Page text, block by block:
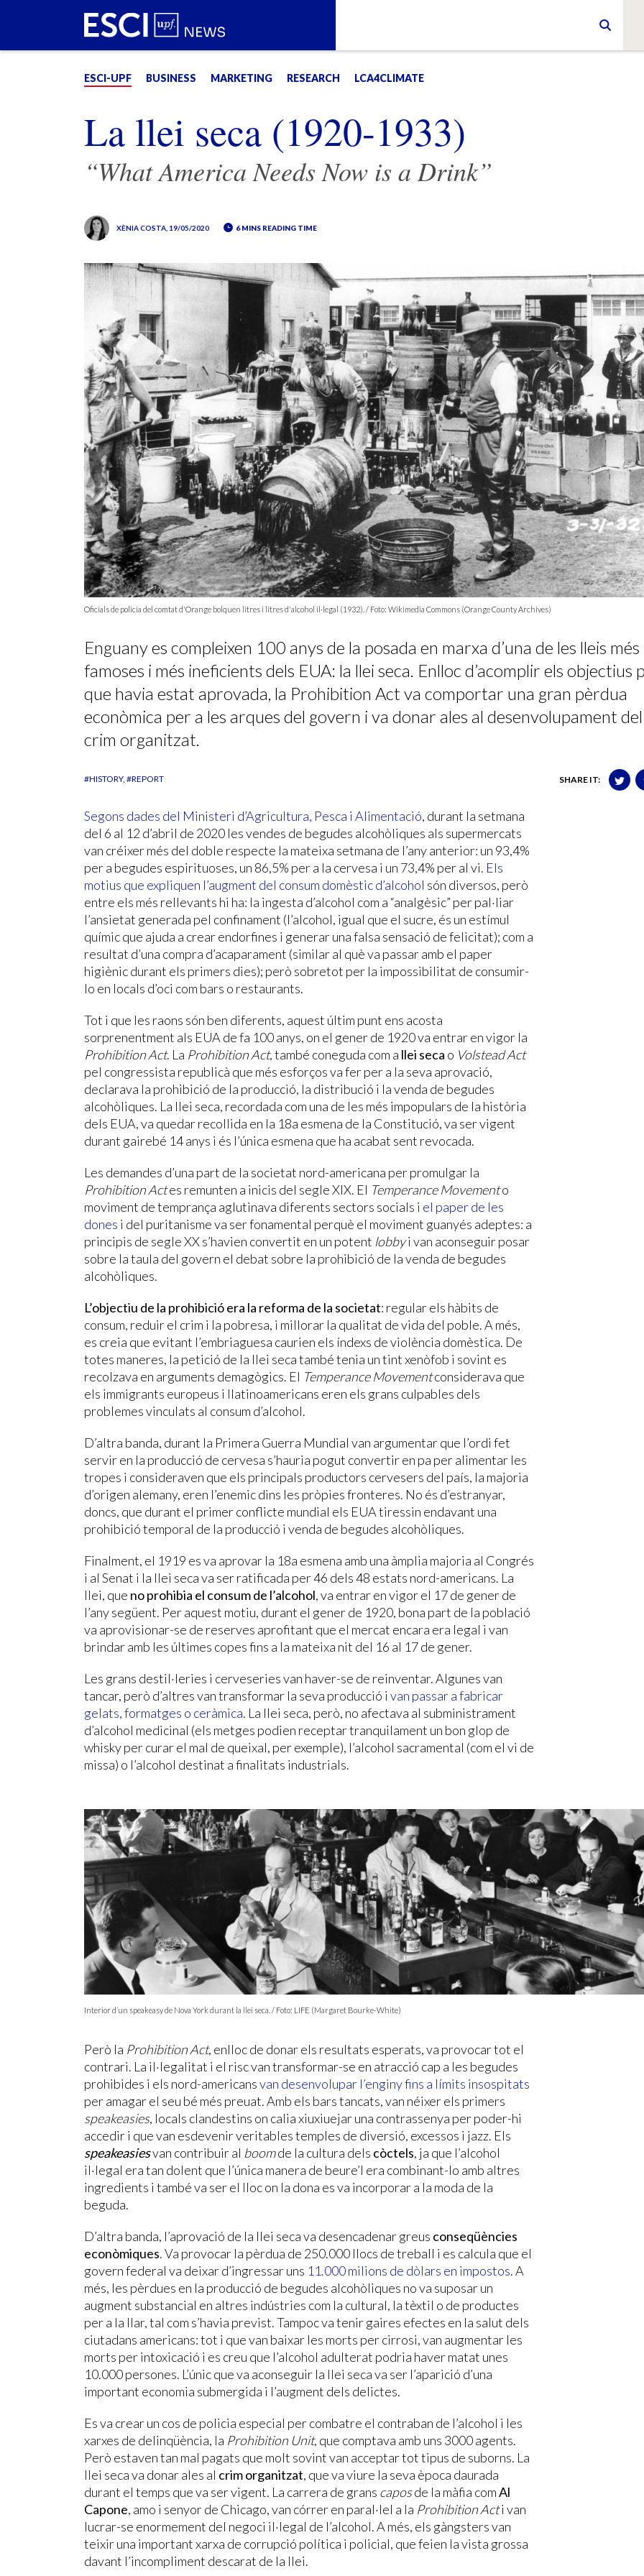
ESCI-UPF BUSINESS MARKETING RESEARCH LCA4CLIMATE
La llei seca (1920-1933)
“What America Needs Now is a Drink”
XÈNIA COSTA , 19/05/2020 6 MINS READING TIME
Oficials de policia del comtat d'Orange bolquen litres i litres d'alcohol il·legal (1932). / Foto: Wikimedia Commons (Orange County Archives)
Enguany es compleixen 100 anys de la posada en marxa d’una de les lleis més
famoses i més ineficients dels EUA: la llei seca. Enlloc d’acomplir els objectius
que havia estat aprovada, la Prohibition Act va comportar una gran pèrdua
econòmica per a les arques del govern i va donar ales al desenvolupament del
crim organitzat.
#HISTORY #REPORT SHARE IT:
Segons dades del Ministeri d’Agricultura, Pesca i Alimentació, durant la setmana
del 6 al 12 d’abril de 2020 les vendes de begudes alcohòliques als supermercats
van créixer més del doble respecte la mateixa setmana de l’any anterior: un 93,4%
per a begudes espirituoses, un 86,5% per a la cervesa i un 73,4% per al vi. Els
motius que expliquen l’augment del consum domèstic d’alcohol són diversos, però
entre els més rellevants hi ha: la ingesta d’alcohol com a “analgèsic” per pal·liar
l’ansietat generada pel confinament (l’alcohol, igual que el sucre, és un estímul
químic que ajuda a crear endorfines i generar una falsa sensació de felicitat); com a
resultat d’una compra d’acaparament (similar al què va passar amb el paper
higiènic durant els primers dies); però sobretot per la impossibilitat de consumir-
lo en locals d’oci com bars o restaurants.
Tot i que les raons són ben diferents, aquest últim punt ens acosta
sorprenentment als EUA de fa 100 anys, on el gener de 1920 va entrar en vigor la
Prohibition Act. La Prohibition Act, també coneguda com a llei seca o Volstead Act
pel congressista republicà que més esforços va fer per a la seva aprovació,
declarava la prohibició de la producció, la distribució i la venda de begudes
alcohòliques. La llei seca, recordada com una de les més impopulars de la història
dels EUA, va quedar recollida en la 18a esmena de la Constitució, va ser vigent
durant gairebé 14 anys i és l’única esmena que ha acabat sent revocada.
Les demandes d’una part de la societat nord-americana per promulgar la
Prohibition Actes remunten a inicis del segle XIX. El Temperance Movemento
moviment de temprança aglutinava diferents sectors socials i el paper de les
dones i del puritanisme va ser fonamental perquè el moviment guanyés adeptes: a
principis de segle XX s’havien convertit en un potent lobbyi van aconseguir posar
sobre la taula del govern el debat sobre la prohibició de la venda de begudes
alcohòliques.
L’objectiu de la prohibició era la reforma de la societat: regular els hàbits de
consum, reduir el crim i la pobresa, i millorar la qualitat de vida del poble. A més,
es creia que evitant l’embriaguesa caurien els índexs de violència domèstica. De
totes maneres, la petició de la llei seca també tenia un tint xenòfob i sovint es
recolzava en arguments demagògics. El Temperance Movementconsiderava que
els immigrants europeus i llatinoamericans eren els grans culpables dels
problemes vinculats al consum d’alcohol.
D’altra banda, durant la Primera Guerra Mundial van argumentar que l’ordi fet
servir en la producció de cervesa s’hauria pogut convertir en pa per alimentar les
tropes i consideraven que els principals productors cervesers del país, la majoria
d’origen alemany, eren l’enemic dins les pròpies fronteres. No és d’estranyar,
doncs, que durant el primer conflicte mundial els EUA tiressin endavant una
prohibició temporal de la producció i venda de begudes alcohòliques.
Finalment, el 1919 es va aprovar la 18a esmena amb una àmplia majoria al Congrés
i al Senat i la llei seca va ser ratificada per 46 dels 48 estats nord-americans. La
llei, que no prohibia el consum de l’alcohol, va entrar en vigor el 17 de gener de
l’any següent. Per aquest motiu, durant el gener de 1920, bona part de la població
va aprovisionar-se de reserves aprofitant que el mercat encara era legal i van
brindar amb les últimes copes fins a la mateixa nit del 16 al 17 de gener.
Les grans destil·leries i cerveseries van haver-se de reinventar. Algunes van
tancar, però d’altres van transformar la seva producció i van passar a fabricar
gelats, formatges o ceràmica. La llei seca, però, no afectava al subministrament
d’alcohol medicinal (els metges podien receptar tranquilament un bon glop de
whisky per curar el mal de queixal, per exemple), l’alcohol sacramental (com el vi de
missa) o l’alcohol destinat a finalitats industrials.
Interior d’un speakeasy de Nova York durant la llei seca. / Foto: LIFE (Margaret Bourke-White)
Però la Prohibition Act, enlloc de donar els resultats esperats, va provocar tot el
contrari. La il·legalitat i el risc van transformar-se en atracció cap a les begudes
prohibides i els nord-americansvan desenvolupar l’enginy fins a límits insospitats
per amagar el seu bé més preuat. Amb els bars tancats, van néixer els primers
speakeasies, locals clandestins on calia xiuxiuejar una contrassenya per poder-hi
accedir i que van esdevenir veritables temples de diversió, excessos i jazz. Els
speakeasiesvan contribuir al boomde la cultura dels còctels, ja que l’alcohol
il·legal era tan dolent que l’única manera de beure’l era combinant-lo amb altres
ingredients i també va ser el lloc on la dona es va incorporar a la moda de la
beguda.
D’altra banda, l’aprovació de la llei seca va desencadenar greus conseqüències
econòmiques. Va provocar la pèrdua de 250.000 llocs de treball i es calcula que el
govern federal va deixar d’ingressar uns 11.000 milions de dòlars en impostos. A
més, les pèrdues en la producció de begudes alcohòliques no va suposar un
augment substancial en altres indústries com la cultural, la tèxtil o de productes
per a la llar, tal com s’havia previst. Tampoc va tenir gaires efectes en la salut dels
ciutadans americans: tot i que van baixar les morts per cirrosi, van augmentar les
morts per intoxicació i es creu que l’alcohol adulterat podria haver matat unes
10.000 persones. L’únic que va aconseguir la llei seca va ser l’aparició d’una
important economia submergida i l’augment dels delictes.
Es va crear un cos de policia especial per combatre el contraban de l’alcohol i les
xarxes de delinqüència, la Prohibition Unit, que comptava amb uns 3000 agents.
Però estaven tan mal pagats que molt sovint van acceptar tot tipus de suborns. La
llei seca va donar ales al crim organitzat, que va viure la seva època daurada
durant el temps que va ser vigent. La carrera de grans caposde la màfia comAl
Capone, amo i senyor de Chicago, van córrer en paral·lel a la Prohibition Acti van
lucrar-se enormement del negoci il·legal de l’alcohol. A més, els gàngsters van
teixir una important xarxa de corrupció política i policial, que feien la vista grossa
davant l’incompliment descarat de la llei.